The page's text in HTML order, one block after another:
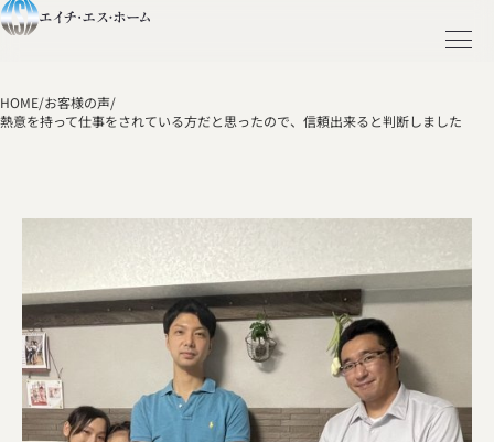
HOME/お客様の声/
熱意を持って仕事をされている方だと思ったので、信頼出来ると判断しました